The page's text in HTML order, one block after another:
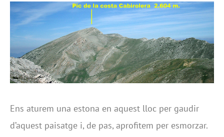
Ens aturem una estona en aquest lloc per gaudir
d’aquest paisatge i, de pas, aprofitem per esmorzar.